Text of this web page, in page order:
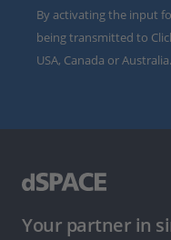
By activating the input
being transmitted to
USA, Canada or
Your partner in